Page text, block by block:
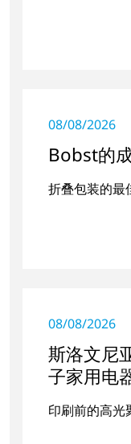
08/08/2026
Bobst的
折叠包装的最
08/08/2026
斯洛文尼
子家用电
印刷前的高光